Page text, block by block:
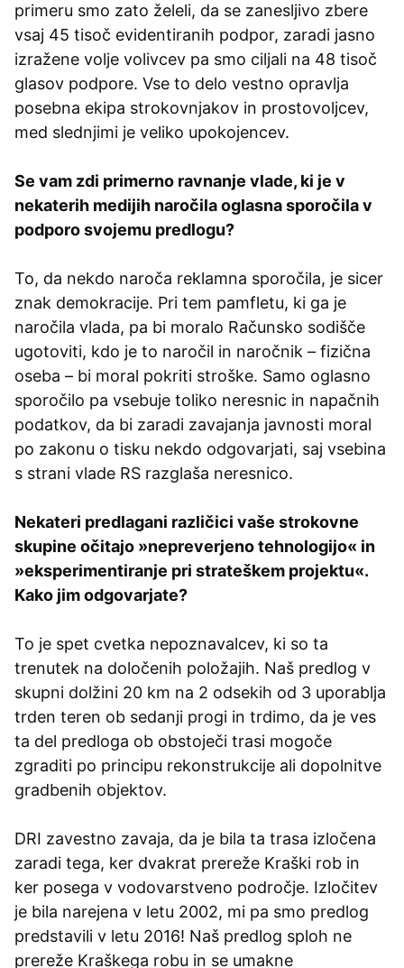
primeru smo zato želeli, da se zanesljivo zbere
vsaj 45 tisoč evidentiranih podpor, zaradi jasno
izražene volje volivcev pa smo ciljali na 48 tisoč
glasov podpore. Vse to delo vestno opravlja
posebna ekipa strokovnjakov in prostovoljcev,
med slednjimi je veliko upokojencev.
Se vam zdi primerno ravnanje vlade, ki je v
nekaterih medijih naročila oglasna sporočila v
podporo svojemu predlogu?
To, da nekdo naroča reklamna sporočila, je sicer
znak demokracije. Pri tem pamfletu, ki ga je
naročila vlada, pa bi moralo Računsko sodišče
ugotoviti, kdo je to naročil in naročnik – fizična
oseba – bi moral pokriti stroške. Samo oglasno
sporočilo pa vsebuje toliko neresnic in napačnih
podatkov, da bi zaradi zavajanja javnosti moral
po zakonu o tisku nekdo odgovarjati, saj vsebina
s strani vlade RS razglaša neresnico.
Nekateri predlagani različici vaše strokovne
skupine očitajo »nepreverjeno tehnologijo« in
»eksperimentiranje pri strateškem projektu«.
Kako jim odgovarjate?
To je spet cvetka nepoznavalcev, ki so ta
trenutek na določenih položajih. Naš predlog v
skupni dolžini 20 km na 2 odsekih od 3 uporablja
trden teren ob sedanji progi in trdimo, da je ves
ta del predloga ob obstoječi trasi mogoče
zgraditi po principu rekonstrukcije ali dopolnitve
gradbenih objektov.
DRI zavestno zavaja, da je bila ta trasa izločena
zaradi tega, ker dvakrat prereže Kraški rob in
ker posega v vodovarstveno področje. Izločitev
je bila narejena v letu 2002, mi pa smo predlog
predstavili v letu 2016! Naš predlog sploh ne
prereže Kraškega robu in se umakne